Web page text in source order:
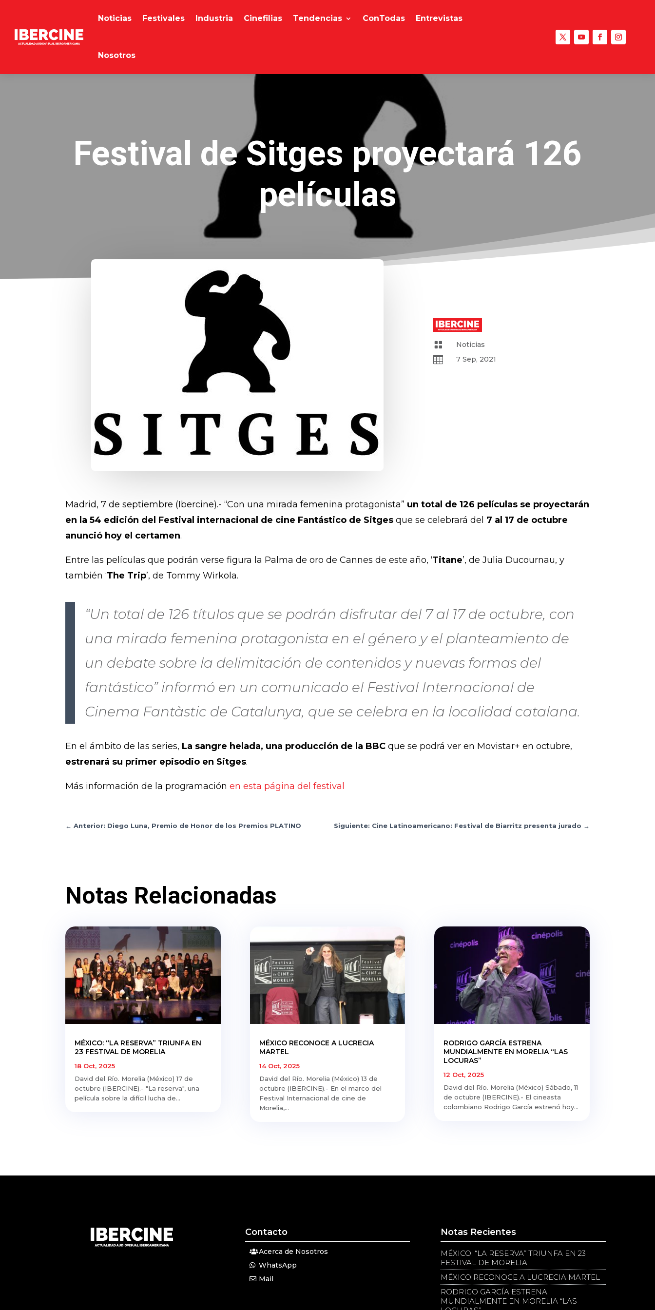
Noticias Festivales Industria Cinefilias Tendencias ConTodas Entrevistas
Nosotros
Festival de Sitges proyectará 126
películas
 Noticias
 7 Sep, 2021
Madrid, 7 de septiembre (Ibercine).- “Con una mirada femenina protagonista” un total de 126 películas se proyectarán
en la 54 edición del Festival internacional de cine Fantástico de Sitges que se celebrará del 7 al 17 de octubre
anunció hoy el certamen.
Entre las películas que podrán verse figura la Palma de oro de Cannes de este año, ‘Titane’, de Julia Ducournau, y
también ‘The Trip’, de Tommy Wirkola.
“Un total de 126 títulos que se podrán disfrutar del 7 al 17 de octubre, con
una mirada femenina protagonista en el género y el planteamiento de
un debate sobre la delimitación de contenidos y nuevas formas del
fantástico” informó en un comunicado el Festival Internacional de
Cinema Fantàstic de Catalunya, que se celebra en la localidad catalana.
En el ámbito de las series, La sangre helada, una producción de la BBC que se podrá ver en Movistar+ en octubre,
estrenará su primer episodio en Sitges.
Más información de la programaciónen esta página del festival
←Anterior: Diego Luna, Premio de Honor de los Premios PLATINO Siguiente: Cine Latinoamericano: Festival de Biarritz presenta jurado →
Notas Relacionadas
MÉXICO: “LA RESERVA” TRIUNFA EN
23 FESTIVAL DE MORELIA
18 Oct, 2025
David del Río. Morelia (México) 17 de
octubre (IBERCINE).- "La reserva", una
película sobre la difícil lucha de...
MÉXICO RECONOCE A LUCRECIA
MARTEL
14 Oct, 2025
David del Río. Morelia (México) 13 de
octubre (IBERCINE).- En el marco del
Festival Internacional de cine de
Morelia,...
RODRIGO GARCÍA ESTRENA
MUNDIALMENTE EN MORELIA “LAS
LOCURAS”
12 Oct, 2025
David del Río. Morelia (México) Sábado, 11
de octubre (IBERCINE).- El cineasta
colombiano Rodrigo García estrenó hoy...
Contacto
Acerca de Nosotros
WhatsApp
Mail
Notas Recientes
MÉXICO: “LA RESERVA” TRIUNFA EN 23
FESTIVAL DE MORELIA
MÉXICO RECONOCE A LUCRECIA MARTEL
RODRIGO GARCÍA ESTRENA
MUNDIALMENTE EN MORELIA “LAS